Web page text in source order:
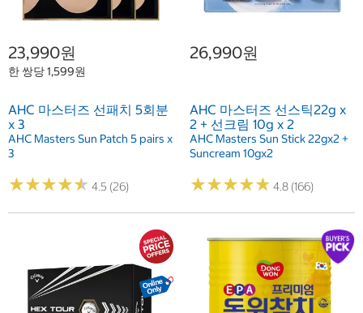
23,990원
한 쌍당 1,599원
AHC 마스터즈 선패치 5회분
x 3
AHC Masters Sun Patch 5 pairs x
3
★★★★★
★★★★★ 4.5 (26)
26,990원
AHC 마스터즈 선스틱22g x
2 + 선크림 10g x 2
AHC Masters Sun Stick 22gx2 +
Suncream 10gx2
★★★★★
★★★★★ 4.8 (166)